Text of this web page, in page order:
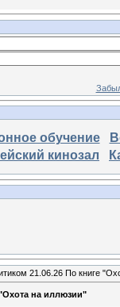
обучение
кинозал
21.06.26 По книге
на иллюзии"